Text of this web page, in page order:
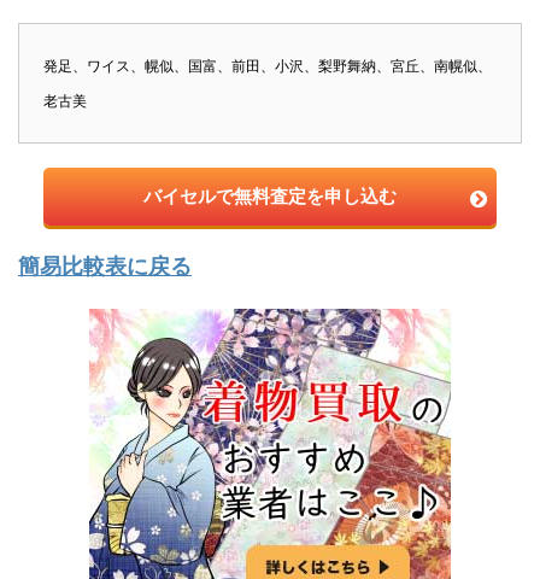
発足、ワイス、幌似、国富、前田、小沢、梨野舞納、宮丘、南幌似、
老古美
バイセルで無料査定を申し込む
簡易比較表に戻る